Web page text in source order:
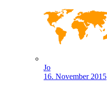
Jo
16. November 2015